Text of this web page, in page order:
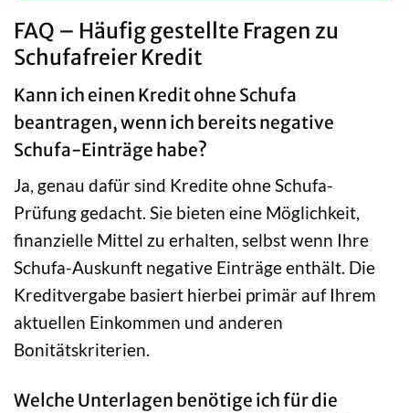
FAQ – Häufig gestellte Fragen zu
Schufafreier Kredit
Kann ich einen Kredit ohne Schufa
beantragen, wenn ich bereits negative
Schufa-Einträge habe?
Ja, genau dafür sind Kredite ohne Schufa-
Prüfung gedacht. Sie bieten eine Möglichkeit,
finanzielle Mittel zu erhalten, selbst wenn Ihre
Schufa-Auskunft negative Einträge enthält. Die
Kreditvergabe basiert hierbei primär auf Ihrem
aktuellen Einkommen und anderen
Bonitätskriterien.
Welche Unterlagen benötige ich für die